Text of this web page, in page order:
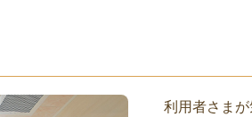
利用者さま